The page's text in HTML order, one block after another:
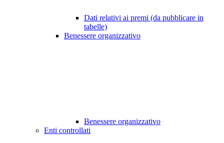
Dati relativi ai premi (da pubblicare in
tabelle)
Benessere organizzativo
Benessere organizzativo
Enti controllati